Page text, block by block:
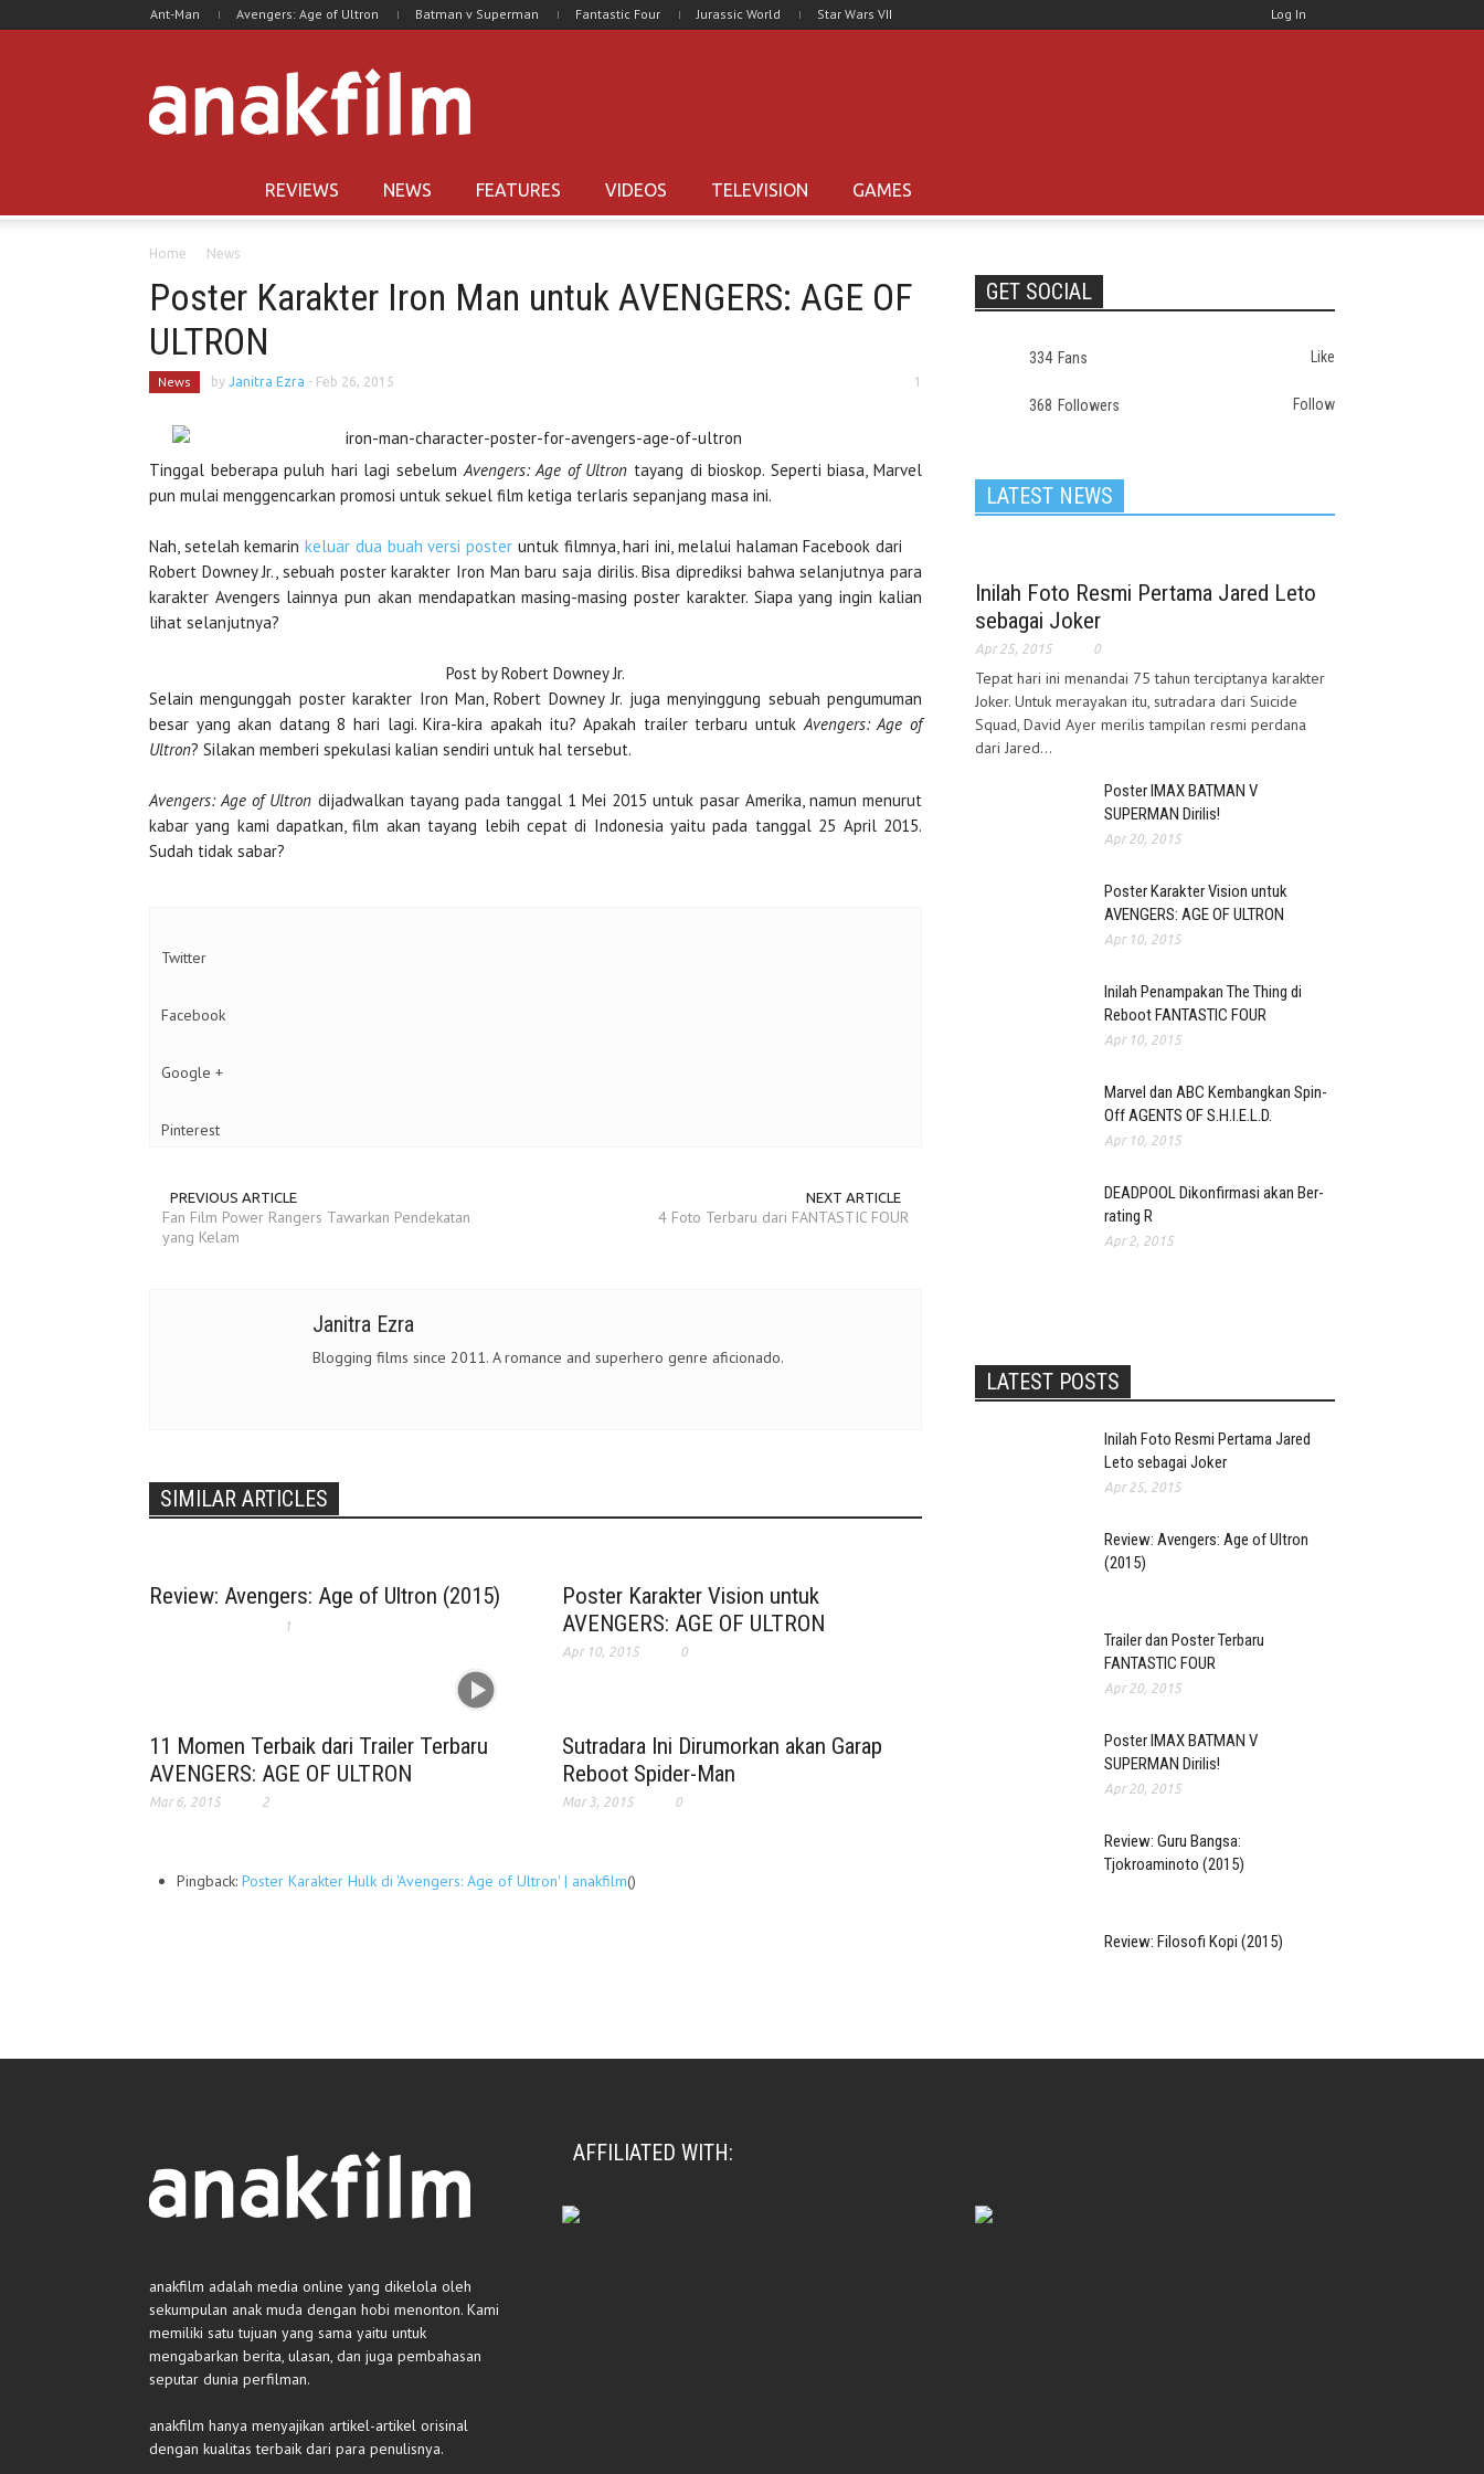
Ant-Man Avengers: Age of Ultron Batman v Superman Fantastic Four Jurassic World Star Wars VII Log In
REVIEWS NEWS FEATURES VIDEOS TELEVISION GAMES
Home News
Poster Karakter Iron Man untuk AVENGERS: AGE OF
ULTRON
News by Janitra Ezra - Feb 26, 2015 1
Tinggal beberapa puluh hari lagi sebelumAvengers: Age of Ultron tayang di bioskop. Seperti biasa, Marvel
pun mulai menggencarkan promosi untuk sekuel film ketiga terlaris sepanjang masa ini.
Nah, setelah kemarinkeluar dua buah versi poster untuk filmnya, hari ini, melalui halaman Facebook dari
Robert Downey Jr., sebuah poster karakter Iron Man baru saja dirilis. Bisa diprediksi bahwa selanjutnya para
karakter Avengers lainnya pun akan mendapatkan masing-masing poster karakter. Siapa yang ingin kalian
lihat selanjutnya?
Post by Robert Downey Jr.
Selain mengunggah poster karakter Iron Man, Robert Downey Jr. juga menyinggung sebuah pengumuman
besar yang akan datang 8 hari lagi. Kira-kira apakah itu? Apakah trailer terbaru untukAvengers: Age of
Ultron? Silakan memberi spekulasi kalian sendiri untuk hal tersebut.
Avengers: Age of Ultron dijadwalkan tayang pada tanggal 1 Mei 2015 untuk pasar Amerika, namun menurut
kabar yang kami dapatkan, film akan tayang lebih cepat di Indonesia yaitu pada tanggal 25 April 2015.
Sudah tidak sabar?
Twitter
Facebook
Google +
Pinterest
PREVIOUS ARTICLE
Fan Film Power Rangers Tawarkan Pendekatan
yang Kelam
NEXT ARTICLE
4 Foto Terbaru dari FANTASTIC FOUR
Janitra Ezra
Blogging films since 2011. A romance and superhero genre aficionado.
SIMILAR ARTICLES
Review: Avengers: Age of Ultron (2015)
1
Poster Karakter Vision untuk
AVENGERS: AGE OF ULTRON
Apr 10, 2015 0
11 Momen Terbaik dari Trailer Terbaru
AVENGERS: AGE OF ULTRON
Mar 6, 2015 2
Sutradara Ini Dirumorkan akan Garap
Reboot Spider-Man
Mar 3, 2015 0
Pingback: Poster Karakter Hulk di 'Avengers: Age of Ultron' | anakfilm()
GET SOCIAL
334 Fans Like
368 Followers Follow
LATEST NEWS
Inilah Foto Resmi Pertama Jared Leto
sebagai Joker
Apr 25, 2015 0
Tepat hari ini menandai 75 tahun terciptanya karakter
Joker. Untuk merayakan itu, sutradara dari Suicide
Squad, David Ayer merilis tampilan resmi perdana
dari Jared...
Poster IMAX BATMAN V
SUPERMAN Dirilis!
Apr 20, 2015
Poster Karakter Vision untuk
AVENGERS: AGE OF ULTRON
Apr 10, 2015
Inilah Penampakan The Thing di
Reboot FANTASTIC FOUR
Apr 10, 2015
Marvel dan ABC Kembangkan Spin-
Off AGENTS OF S.H.I.E.L.D.
Apr 10, 2015
DEADPOOL Dikonfirmasi akan Ber-
rating R
Apr 2, 2015
LATEST POSTS
Inilah Foto Resmi Pertama Jared
Leto sebagai Joker
Apr 25, 2015
Review: Avengers: Age of Ultron
(2015)
Trailer dan Poster Terbaru
FANTASTIC FOUR
Apr 20, 2015
Poster IMAX BATMAN V
SUPERMAN Dirilis!
Apr 20, 2015
Review: Guru Bangsa:
Tjokroaminoto (2015)
Review: Filosofi Kopi (2015)
anakfilm adalah media online yang dikelola oleh
sekumpulan anak muda dengan hobi menonton. Kami
memiliki satu tujuan yang sama yaitu untuk
mengabarkan berita, ulasan, dan juga pembahasan
seputar dunia perfilman.
anakfilm hanya menyajikan artikel-artikel orisinal
dengan kualitas terbaik dari para penulisnya.
AFFILIATED WITH: